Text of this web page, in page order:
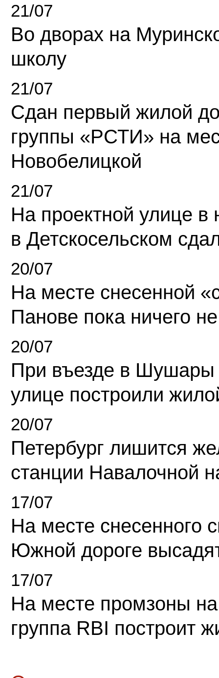
21/07
Во дворах на
школу
21/07
Сдан первый жилой
группы «РСТИ» на
Новобелицкой
21/07
На проектной улице
в Детскосельском
20/07
На месте снесенной
Панове пока ничего
20/07
При въезде в Шушары
улице построили
20/07
Петербург лишится
станции Навалочной
17/07
На месте снесенного
Южной дороге
17/07
На месте промзоны
группа RBI построит